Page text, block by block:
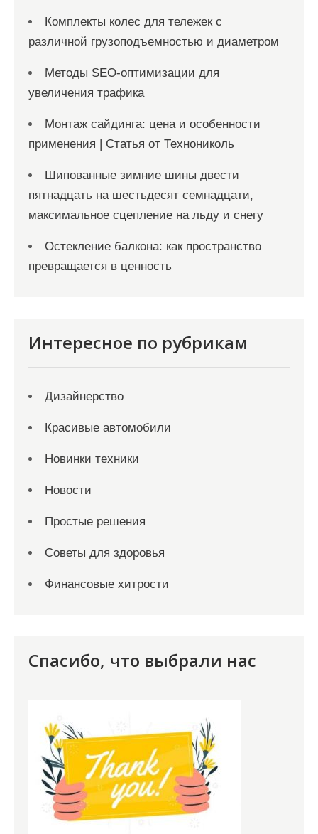
Комплекты колес для тележек с
различной грузоподъемностью и диаметром
Методы SEO-оптимизации для
увеличения трафика
Монтаж сайдинга: цена и особенности
применения | Статья от Технониколь
Шипованные зимние шины двести
пятнадцать на шестьдесят семнадцати,
максимальное сцепление на льду и снегу
Остекление балкона: как пространство
превращается в ценность
Интересное по рубрикам
Дизайнерство
Красивые автомобили
Новинки техники
Новости
Простые решения
Советы для здоровья
Финансовые хитрости
Спасибо, что выбрали нас